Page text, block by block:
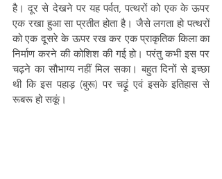
है। दूर से देखने पर यह पर्वत, पत्थरों को एक के ऊपर
एक रखा हुआ सा प्रतीत होता है। जैसे लगता हो पत्थरों
को एक दूसरे के ऊपर रख कर एक प्राकृतिक किला का
निर्माण करने की कोशिश की गई हो। परंतु कभी इस पर
चढ़ने का सौभाग्य नहीं मिल सका। बहुत दिनों से इच्छा
थी कि इस पहाड़ (बुरू) पर चढ़ूं एवं इसके इतिहास से
रूबरू हो सकूं।